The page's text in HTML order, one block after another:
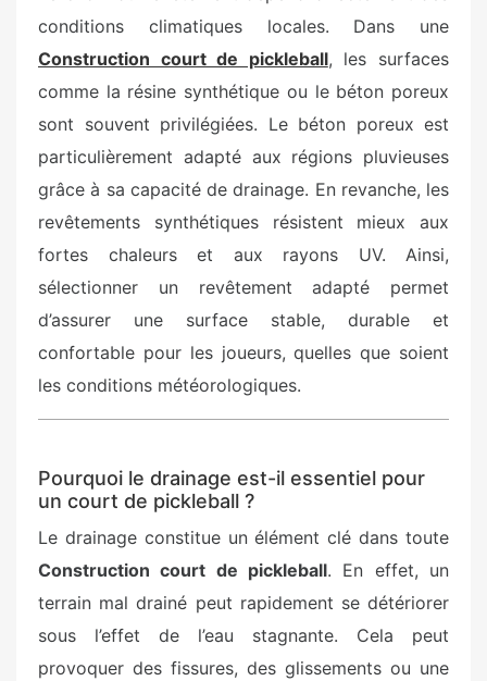
conditions climatiques locales. Dans une
Construction court de pickleball, les surfaces
comme la résine synthétique ou le béton poreux
sont souvent privilégiées. Le béton poreux est
particulièrement adapté aux régions pluvieuses
grâce à sa capacité de drainage. En revanche, les
revêtements synthétiques résistent mieux aux
fortes chaleurs et aux rayons UV. Ainsi,
sélectionner un revêtement adapté permet
d’assurer une surface stable, durable et
confortable pour les joueurs, quelles que soient
les conditions météorologiques.
Pourquoi le drainage est-il essentiel pour
un court de pickleball ?
Le drainage constitue un élément clé dans toute
Construction court de pickleball. En effet, un
terrain mal drainé peut rapidement se détériorer
sous l’effet de l’eau stagnante. Cela peut
provoquer des fissures, des glissements ou une